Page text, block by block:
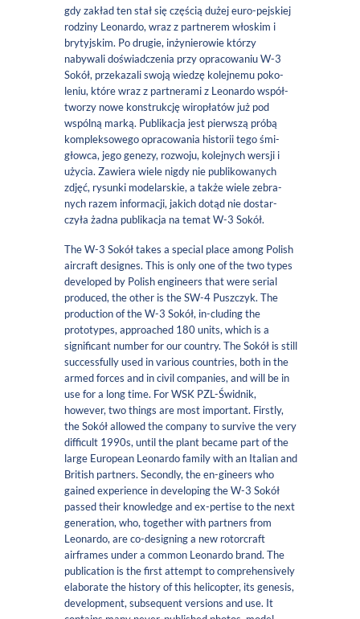
gdy zakład ten stał się częścią dużej euro-pejskiej
rodziny Leonardo, wraz z partnerem włoskim i
brytyjskim. Po drugie, inżynierowie którzy
nabywali doświadczenia przy opracowaniu W-3
Sokół, przekazali swoją wiedzę kolejnemu poko-
leniu, które wraz z partnerami z Leonardo współ-
tworzy nowe konstrukcję wiropłatów już pod
wspólną marką. Publikacja jest pierwszą próbą
kompleksowego opracowania historii tego śmi-
głowca, jego genezy, rozwoju, kolejnych wersji i
użycia. Zawiera wiele nigdy nie publikowanych
zdjęć, rysunki modelarskie, a także wiele zebra-
nych razem informacji, jakich dotąd nie dostar-
czyła żadna publikacja na temat W-3 Sokół.
The W-3 Sokół takes a special place among Polish
aircraft designes. This is only one of the two types
developed by Polish engineers that were serial
produced, the other is the SW-4 Puszczyk. The
production of the W-3 Sokół, in-cluding the
prototypes, approached 180 units, which is a
significant number for our country. The Sokół is still
successfully used in various countries, both in the
armed forces and in civil companies, and will be in
use for a long time. For WSK PZL-Świdnik,
however, two things are most important. Firstly,
the Sokół allowed the company to survive the very
difficult 1990s, until the plant became part of the
large European Leonardo family with an Italian and
British partners. Secondly, the en-gineers who
gained experience in developing the W-3 Sokół
passed their knowledge and ex-pertise to the next
generation, who, together with partners from
Leonardo, are co-designing a new rotorcraft
airframes under a common Leonardo brand. The
publication is the first attempt to comprehensively
elaborate the history of this helicopter, its genesis,
development, subsequent versions and use. It